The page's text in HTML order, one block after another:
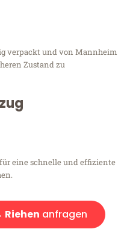
verpackt und von Mannheim
Zustand zu
eine schnelle und effiziente
anfragen